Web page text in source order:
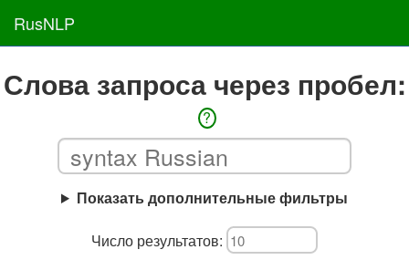
RusNLP
Слова запроса через пробел:
?
Показать дополнительные фильтры
Число результатов: